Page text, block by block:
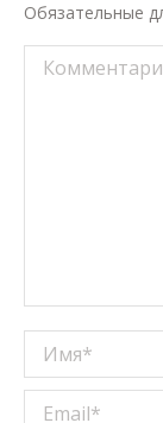
Обязательные
Имя *
Email *